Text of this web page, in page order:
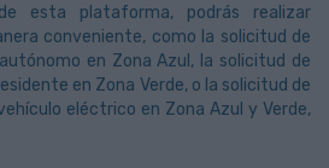
esta plataforma, podrás realizar
conveniente, como la solicitud de
en Zona Azul, la solicitud de
en Zona Verde, o la solicitud de
eléctrico en Zona Azul y Verde,